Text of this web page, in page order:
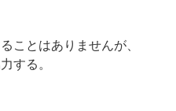
ことはありませんが、
する。